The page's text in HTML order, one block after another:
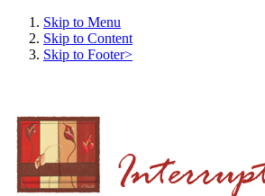
Skip to Menu
Skip to Content
Skip to Footer>